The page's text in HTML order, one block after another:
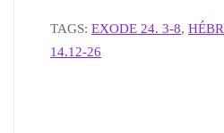
TAGS: EXODE 24. 3-8,
14.12-26